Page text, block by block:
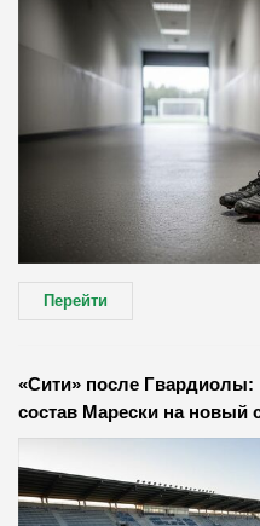
Перейти
«Сити» после Гвардиолы:
состав Марески на новый